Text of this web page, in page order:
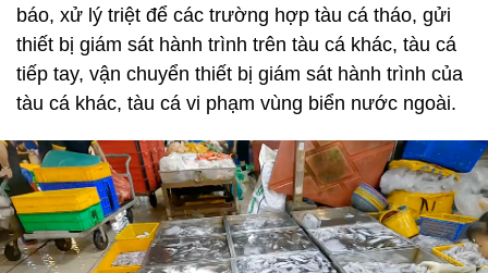
báo, xử lý triệt để các trường hợp tàu cá tháo, gửi
thiết bị giám sát hành trình trên tàu cá khác, tàu cá
tiếp tay, vận chuyển thiết bị giám sát hành trình của
tàu cá khác, tàu cá vi phạm vùng biển nước ngoài.